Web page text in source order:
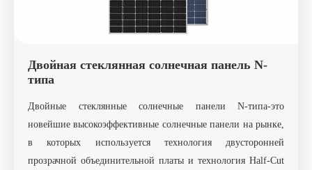
Двойная стеклянная солнечная панель N-
типа
Двойные стеклянные солнечные панели N-типа-это
новейшие высокоэффективные солнечные панели на рынке,
в которых используется технология двусторонней
прозрачной объединительной платы и технология Half-Cut